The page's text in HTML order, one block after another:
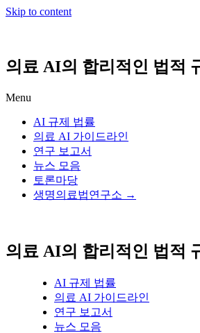
Skip to content
의료 AI의 합리적인 법적
Menu
AI 규제 법률
의료 AI 가이드라인
연구 보고서
뉴스 모음
토론마당
생명의료법연구소 →
의료 AI의 합리적인 법적
AI 규제 법률
의료 AI 가이드라인
연구 보고서
뉴스 모음